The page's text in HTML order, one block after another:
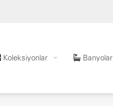
Koleksiyonlar Banyolar